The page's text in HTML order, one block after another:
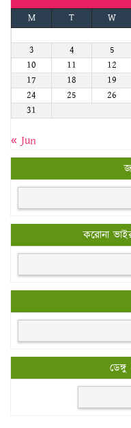
M
T W
3
4 5
10
11 12
17
18 19
24
25 26
31
« Jun
করোনা